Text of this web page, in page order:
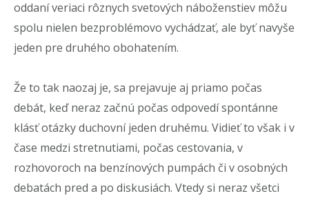
oddaní veriaci rôznych svetových náboženstiev môžu
spolu nielen bezproblémovo vychádzať, ale byť navyše
jeden pre druhého obohatením.
Že to tak naozaj je, sa prejavuje aj priamo počas
debát, keď neraz začnú počas odpovedí spontánne
klásť otázky duchovní jeden druhému. Vidieť to však i v
čase medzi stretnutiami, počas cestovania, v
rozhovoroch na benzínových pumpách či v osobných
debatách pred a po diskusiách. Vtedy si neraz všetci